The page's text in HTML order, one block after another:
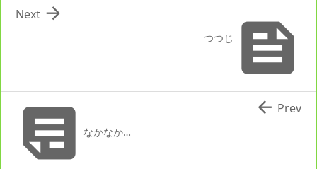

つつじ

Next
なかなか…
 Prev